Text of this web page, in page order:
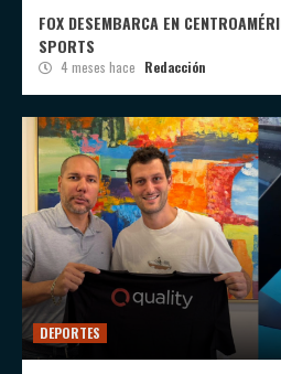
FOX DESEMBARCA EN
SPORTS
4 meses hace Redacción
DEPORTES